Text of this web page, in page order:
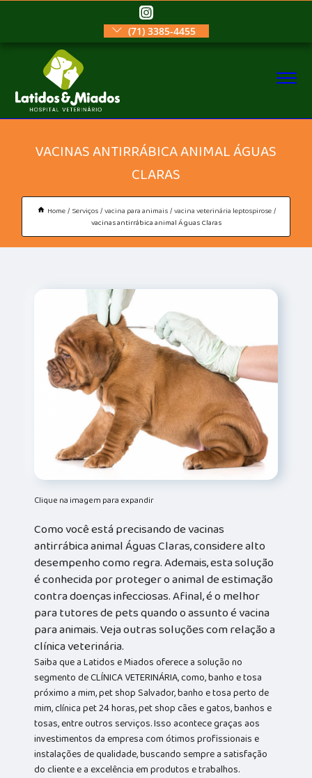
(71) 3385-4455
VACINAS ANTIRRÁBICA ANIMAL ÁGUAS
CLARAS
Home Serviços vacina para animais vacina veterinária leptospirose
vacinas antirrábica animal Águas Claras
Clique na imagem para expandir
Como você está precisando de vacinas
antirrábica animal Águas Claras, considere alto
desempenho como regra. Ademais, esta solução
é conhecida por proteger o animal de estimação
contra doenças infecciosas. Afinal, é o melhor
para tutores de pets quando o assunto é vacina
para animais. Veja outras soluções com relação a
clínica veterinária.
Saiba que a Latidos e Miados oferece a solução no
segmento de CLÍNICA VETERINÁRIA, como, banho e tosa
próximo a mim, pet shop Salvador, banho e tosa perto de
mim, clínica pet 24 horas, pet shop cães e gatos, banhos e
tosas, entre outros serviços. Isso acontece graças aos
investimentos da empresa com ótimos profissionais e
instalações de qualidade, buscando sempre a satisfação
do cliente e a excelência em produtos e trabalhos.